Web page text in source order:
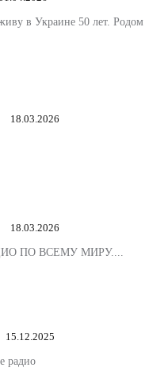
в Украине 50 лет. Родом
18.03.2026
18.03.2026
ПО ВСЕМУ МИРУ....
15.12.2025
радио